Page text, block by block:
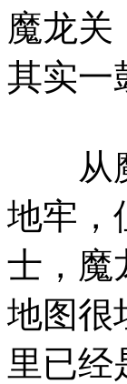
魔龙关
其实一
从魔
地牢，
士，魔
地图很
里已经